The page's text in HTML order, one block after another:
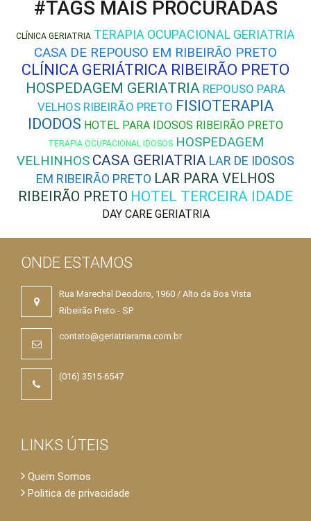
#TAGS MAIS PROCURADAS
CLÍNICA GERIATRIA TERAPIA OCUPACIONAL GERIATRIA
CASA DE REPOUSO EM RIBEIRÃO PRETO
CLÍNICA GERIÁTRICA RIBEIRÃO PRETO
HOSPEDAGEM GERIATRIA REPOUSO PARA
VELHOS RIBEIRÃO PRETO FISIOTERAPIA
IDODOS HOTEL PARA IDOSOS RIBEIRÃO PRETO
TERAPIA OCUPACIONAL IDOSOS HOSPEDAGEM
VELHINHOS CASA GERIATRIA LAR DE IDOSOS
EM RIBEIRÃO PRETO LAR PARA VELHOS
RIBEIRÃO PRETO HOTEL TERCEIRA IDADE
DAY CARE GERIATRIA
ONDE ESTAMOS
Rua Marechal Deodoro, 1960 / Alto da Boa Vista
Ribeirão Preto - SP
contato@geriatriarama.com.br
(016) 3515-6547
LINKS ÚTEIS
Quem Somos
Politica de privacidade